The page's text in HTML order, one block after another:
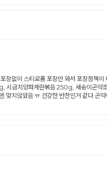
장없이 스티로폼 포장만 와서 포장정책
금치양파계란볶음 250g, 새송이곤약
맞지않았음 ㅠ 건강한 반찬인거 같다 곤